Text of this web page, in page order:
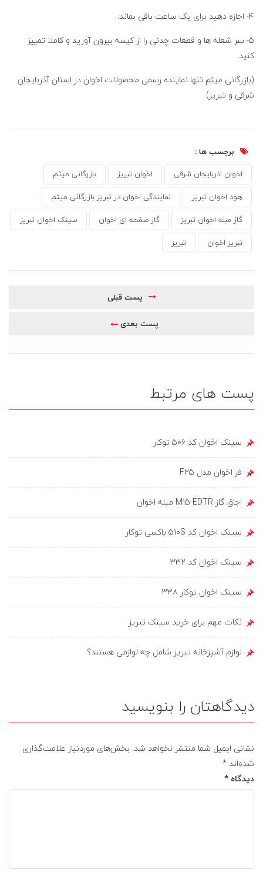
۴- اجازه دهید برای یک ساعت باقی بماند.
۵- سر شعله ها و قطعات چدنی را از کیسه بیرون آورید و کاملا تمییز
کنید.
(بازرگانی میثم تنها نماینده رسمی محصولات اخوان در استان آذربایجان
شرقی و تبریز)
برچسب ها :
اخوان اذربایجان شرقی
اخوان تبریز بازرگانی میثم
تبریز تبریز اخوان
سینک اخوان تبریز گاز صفحه ای اخوان گاز مبله اخوان تبریز
نمایندگی اخوان در تبریز بازرگانی میثم هود اخوان تبریز
پست قبلی
پست بعدی
پست های مرتبط
سینک اخوان کد ۵۰۶ توکار
فر اخوان مدل F25
اجاق گاز M15-EDTR مبله اخوان
سینک اخوان کد ۵۱۰S باکسی توکار
سینک اخوان کد ۳۳۲
سینک اخوان توکار ۳۳۸
نکات مهم برای خرید سینک تبریز
لوازم آشپزخانه تبریز شامل چه لوازمی هستند؟
دیدگاهتان را بنویسید
نشانی ایمیل شما منتشر نخواهد شد. بخش‌های موردنیاز علامت‌گذاری
شده‌اند *
دیدگاه *